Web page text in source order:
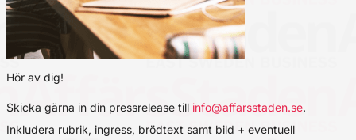
Hör av dig!
Skicka gärna in din pressrelease till info@affarsstaden.se.
Inkludera rubrik, ingress, brödtext samt bild + eventuell